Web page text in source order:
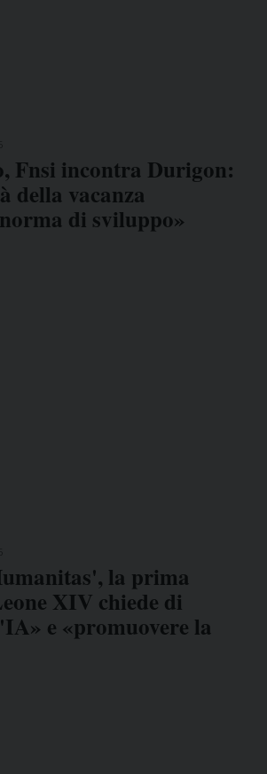
Fnsi incontra Durigon:
della vacanza
di sviluppo»
la prima
XIV chiede di
e «promuovere la